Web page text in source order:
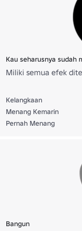
Kau seharusnya sudah
Miliki semua efek
Kelangkaan
Menang Kemarin
Pernah Menang
Bangun